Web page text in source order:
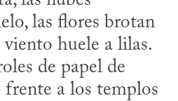
las flores brotan
huele a lilas.
de papel de
frente a los templos